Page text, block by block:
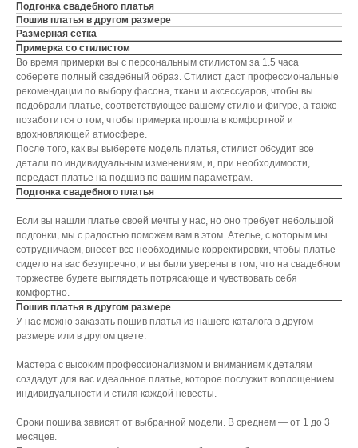
Подгонка свадебного платья
Пошив платья в другом размере
Размерная сетка
Примерка со стилистом
Во время примерки вы с персональным стилистом за 1.5 часа
соберете полный свадебный образ. Стилист даст профессиональные
рекомендации по выбору фасона, ткани и аксессуаров, чтобы вы
подобрали платье, соответствующее вашему стилю и фигуре, а также
позаботится о том, чтобы примерка прошла в комфортной и
вдохновляющей атмосфере.
После того, как вы выберете модель платья, стилист обсудит все
детали по индивидуальным изменениям, и, при необходимости,
передаст платье на подшив по вашим параметрам.
Подгонка свадебного платья
Если вы нашли платье своей мечты у нас, но оно требует небольшой
подгонки, мы с радостью поможем вам в этом. Ателье, с которым мы
сотрудничаем, внесет все необходимые корректировки, чтобы платье
сидело на вас безупречно, и вы были уверены в том, что на свадебном
торжестве будете выглядеть потрясающе и чувствовать себя
комфортно.
Пошив платья в другом размере
У нас можно заказать пошив платья из нашего каталога в другом
размере или в другом цвете.
Мастера с высоким профессионализмом и вниманием к деталям
создадут для вас идеальное платье, которое послужит воплощением
индивидуальности и стиля каждой невесты.
Сроки пошива зависят от выбранной модели. В среднем ― от 1 до 3
месяцев.